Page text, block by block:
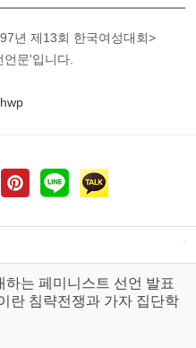
년 제13회 한국여성대회>
문'입니다.
는 페미니스트 선언 발표
란 침략전쟁과 가자 집단학